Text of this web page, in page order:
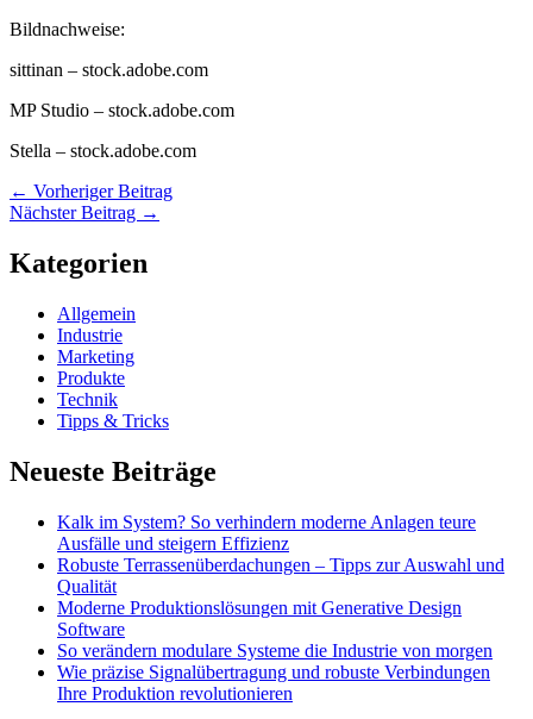
Bildnachweise:
sittinan – stock.adobe.com
MP Studio – stock.adobe.com
Stella – stock.adobe.com
← Vorheriger Beitrag
Nächster Beitrag →
Kategorien
Allgemein
Industrie
Marketing
Produkte
Technik
Tipps & Tricks
Neueste Beiträge
Kalk im System? So verhindern moderne Anlagen teure
Ausfälle und steigern Effizienz
Robuste Terrassenüberdachungen – Tipps zur Auswahl und
Qualität
Moderne Produktionslösungen mit Generative Design
Software
So verändern modulare Systeme die Industrie von morgen
Wie präzise Signalübertragung und robuste Verbindungen
Ihre Produktion revolutionieren